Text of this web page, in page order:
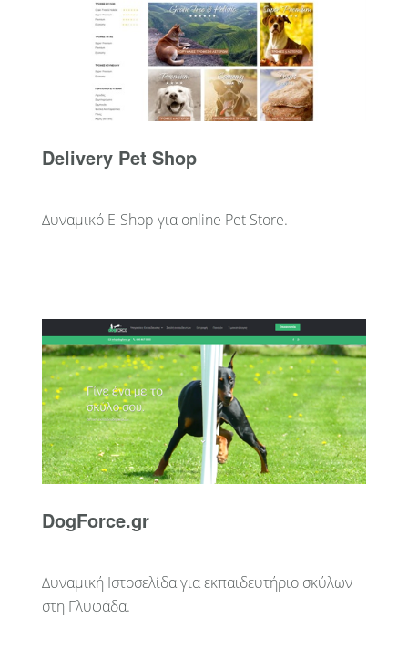
Delivery Pet Shop
Δυναμικό E-Shop για online Pet Store.
DogForce.gr
Δυναμική Ιστοσελίδα για εκπαιδευτήριο σκύλων
στη Γλυφάδα.